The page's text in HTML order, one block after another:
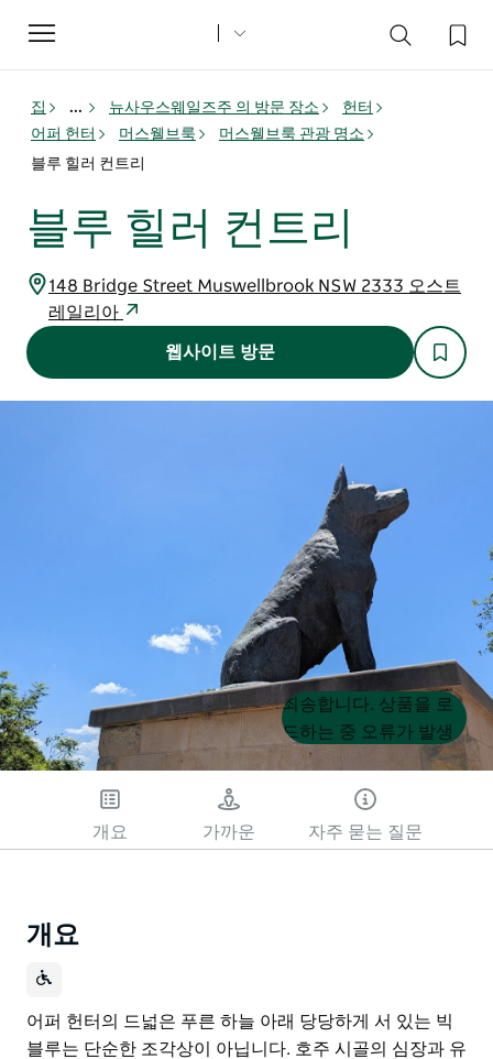
Toggle
navigation
집 ... 뉴사우스웨일즈주 의 방문 장소
헌터
어퍼 헌터
머스웰브룩
머스웰브룩 관광 명소
블루 힐러 컨트리
블루 힐러 컨트리
148 Bridge Street Muswellbrook NSW 2333 오스트
레일리아
웹사이트 방문
Product
List
Product
List
죄송합니다. 상품을 로
드하는 중 오류가 발생
했습니다. 나중에 다시
시도해 주세요.
개요 가까운 자주 묻는 질문
개요
어퍼 헌터의 드넓은 푸른 하늘 아래 당당하게 서 있는 빅
블루는 단순한 조각상이 아닙니다. 호주 시골의 심장과 유